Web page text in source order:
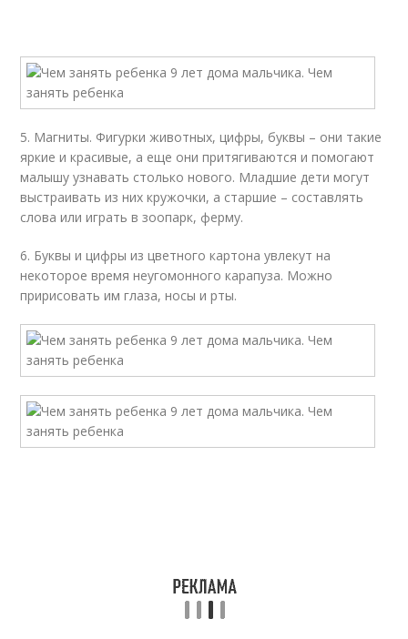
5. Магниты. Фигурки животных, цифры, буквы – они такие
яркие и красивые, а еще они притягиваются и помогают
малышу узнавать столько нового. Младшие дети могут
выстраивать из них кружочки, а старшие – составлять
слова или играть в зоопарк, ферму.
6. Буквы и цифры из цветного картона увлекут на
некоторое время неугомонного карапуза. Можно
пририсовать им глаза, носы и рты.